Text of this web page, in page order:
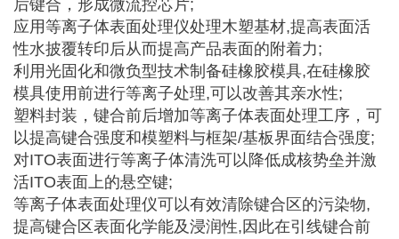
后键合，形成微流控芯片;
应用等离子体表面处理仪处理木塑基材,提高表面活
性水披覆转印后从而提高产品表面的附着力;
利用光固化和微负型技术制备硅橡胶模具,在硅橡胶
模具使用前进行等离子处理,可以改善其亲水性;
塑料封装，键合前后增加等离子体表面处理工序，可
以提高键合强度和模塑料与框架/基板界面结合强度;
对ITO表面进行等离子体清洗可以降低成核势垒并激
活ITO表面上的悬空键;
等离子体表面处理仪可以有效清除键合区的污染物,
提高键合区表面化学能及浸润性,因此在引线键合前